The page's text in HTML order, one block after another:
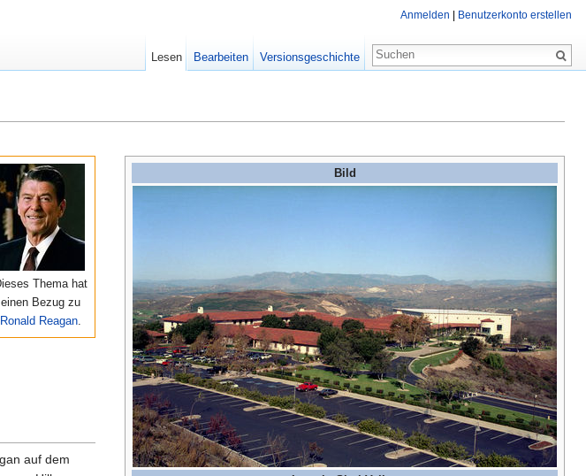
Bild
Thema hat
einen Bezug zu
Ronald Reagan.
auf dem
Anmelden Benutzerkonto erstellen
Lesen Bearbeiten Versionsgeschichte